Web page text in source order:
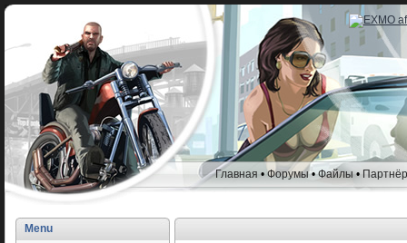
Главная • Форумы•Файлы•
Menu